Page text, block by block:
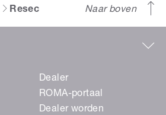
Resec Naar boven
Dealer
ROMA-portaal
Dealer worden